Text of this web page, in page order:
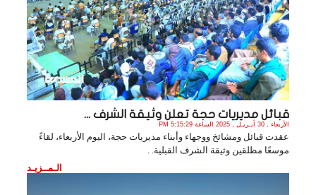
قبائل مديريات حجة تعلن وثيقة الشرف ...
الأربعاء , 30 أبـريـل , 2025 الساعة 5:15:29 PM
عقدت قبائل ومشائخ ووجهاء وأبناء مديريات حجة، اليوم الأربعاء، لقاءً
موسعًا مطلقين وثيقة الشرف القبلية. .
الـمــزيـد